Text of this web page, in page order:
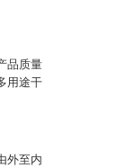
品质量
用途干
外至内